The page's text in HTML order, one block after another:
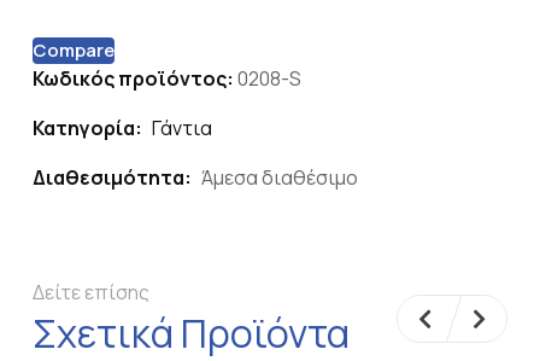
Compare
Κωδικός προϊόντος: 0208-S
Κατηγορία: Γάντια
Διαθεσιμότητα: Άμεσα διαθέσιμο
Δείτε επίσης
Σχετικά Προϊόντα